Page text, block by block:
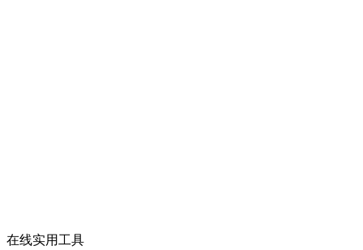
在线实用工具